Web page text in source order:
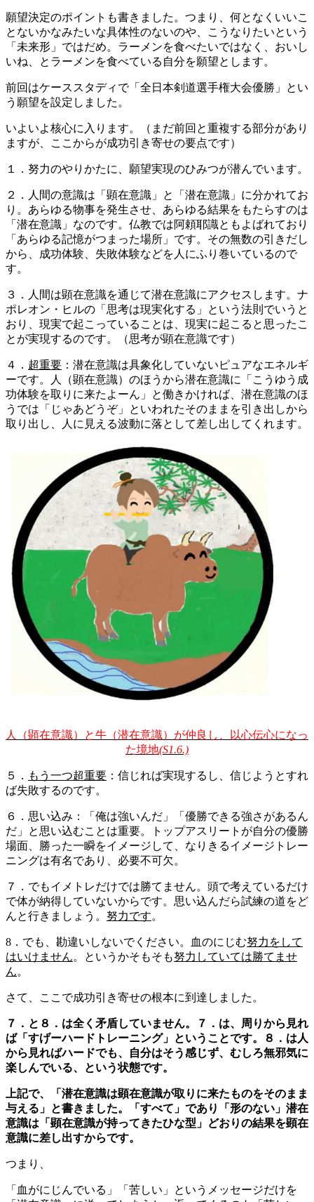
願望決定のポイントも書きました。つまり、何となくいいこ
とないかなみたいな具体性のないのや、こうなりたいという
「未来形」ではだめ。ラーメンを食べたいではなく、おいし
いね、とラーメンを食べている自分を願望とします。
前回はケーススタディで「全日本剣道選手権大会優勝」とい
う願望を設定しました。
いよいよ核心に入ります。（まだ前回と重複する部分があり
ますが、ここからが成功引き寄せの要点です）
１．努力のやりかたに、願望実現のひみつが潜んでいます。
２．人間の意識は「顕在意識」と「潜在意識」に分かれてお
り。あらゆる物事を発生させ、あらゆる結果をもたらすのは
「潜在意識」なのです。仏教では阿頼耶識ともよばれており
「あらゆる記憶がつまった場所」です。その無数の引きだし
から、成功体験、失敗体験などを人にふり巻いているので
す。
３．人間は顕在意識を通じて潜在意識にアクセスします。ナ
ポレオン・ヒルの「思考は現実化する」という法則でいうと
おり、現実で起こっていることは、現実に起こると思ったこ
とが実現するのです。（思考が顕在意識です）
４． 超重要 ：潜在意識は具象化していないピュアなエネルギ
ーです。人（顕在意識）のほうから潜在意識に「こうゆう成
功体験を取りに来たよーん」と働きかければ、潜在意識のほ
うでは「じゃあどうぞ」といわれたそのままを引き出しから
取り出し、人に見える波動に落として差し出してくれます。
人（顕在意識）と牛（潜在意識）が仲良し、以心伝心になっ
た境地(S1.6.)
５． もう一つ超重要 ：信じれば実現するし、信じようとすれ
ば失敗するのです。
６．思い込み：「俺は強いんだ」「優勝できる強さがあるん
だ」と思い込むことは重要。トップアスリートが自分の優勝
場面、勝った一瞬をイメージして、なりきるイメージトレー
ニングは有名であり、必要不可欠。
７．でもイメトレだけでは勝てません。頭で考えているだけ
で体が納得していないからです。思い込んだら試練の道をど
んと行きましょう。 努力です。
8．でも、勘違いしないでください。血のにじむ努力をして
はいけません。というかそもそも努力していては勝てませ
ん。
さて、ここで成功引き寄せの根本に到達しました。
７．と８．は全く矛盾していません。７．は、周りから見れ
ば「すげーハードトレーニング」ということです。８．は人
から見ればハードでも、自分はそう感じず、むしろ無邪気に
楽しんでいる、という状態です。
上記で、「潜在意識は顕在意識が取りに来たものをそのまま
与える」と書きました。「すべて」であり「形のない」潜在
意識は「顕在意識が持ってきたひな型」どおりの結果を顕在
意識に差し出すからです。
つまり、
「血がにじんでいる」「苦しい」というメッセージだけを